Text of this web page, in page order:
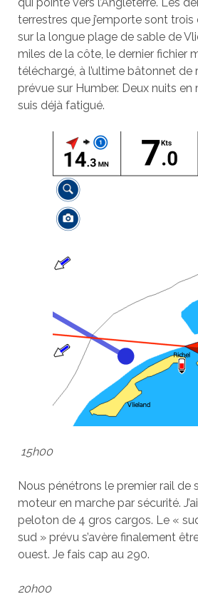
terrestres que j’emporte sont
sur la longue plage de sable de
miles de la côte, le dernier fichier
téléchargé, à l’ultime bâtonnet de
prévue sur Humber. Deux nuits en
suis déjà fatigué.
15h00
Nous pénétrons le premier rail de
moteur en marche par sécurité.
peloton de 4 gros cargos. Le «
sud » prévu s’avère finalement
ouest. Je fais cap au 290.
20h00